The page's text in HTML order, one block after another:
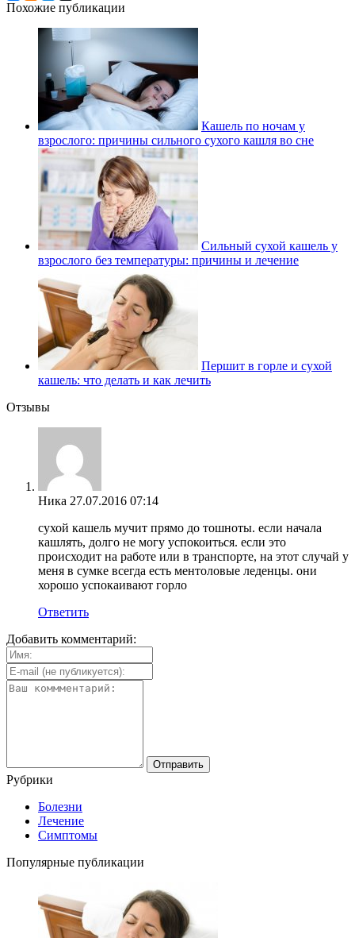
Похожие публикации
Кашель по ночам у
взрослого: причины сильного сухого кашля во сне
Сильный сухой кашель у
взрослого без температуры: причины и лечение
Першит в горле и сухой
кашель: что делать и как лечить
Отзывы
Ника 27.07.2016 07:14
сухой кашель мучит прямо до тошноты. если начала
кашлять, долго не могу успокоиться. если это
происходит на работе или в транспорте, на этот случай у
меня в сумке всегда есть ментоловые леденцы. они
хорошо успокаивают горло
Ответить
Добавить комментарий:
Рубрики
Болезни
Лечение
Симптомы
Популярные публикации